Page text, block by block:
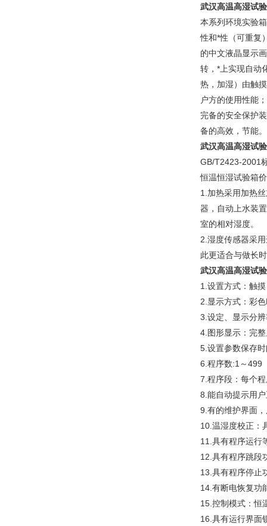
武汉高温高湿试
本系列环境实验
性和*性（可重复
的中文液晶显示
转，*上实现自动
热，加湿）由触
户方的使用性能
完备的安全保护
备的高效，节能。
武汉高温高湿试
GB/T2423-2001
恒温恒湿试验箱
1.加热采用加热
器，自动上水装
室的相对湿度。
2.湿度传感器采
此更适合与做长
武汉高温高湿试
1.设置方式：触
2.显示方式：彩
3.设定、显示分
4.图形显示：完
5.设置参数保存
6.程序数:1～499
7.程序段：每个
8.能自动提示用
9.有的维护界面
10.温湿度校正：
11.具有程序运行
12.具有程序跳段
13.具有程序停止
14.有断电恢复功
15.控制模式：恒
16.具有运行界面